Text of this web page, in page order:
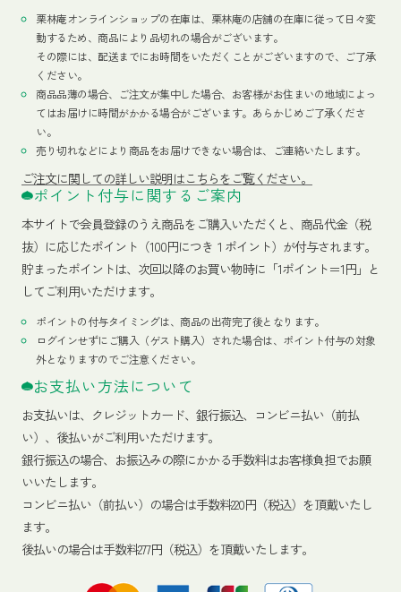
栗林庵オンラインショップの在庫は、栗林庵の店舗の在庫に従って日々変
動するため、商品により品切れの場合がございます。
その際には、配送までにお時間をいただくことがございますので、ご了承
ください。
商品品薄の場合、ご注文が集中した場合、お客様がお住まいの地域によっ
てはお届けに時間がかかる場合がございます。あらかじめご了承くださ
い。
売り切れなどにより商品をお届けできない場合は、ご連絡いたします。
ご注文に関しての詳しい説明はこちらをご覧ください。
ポイント付与に関するご案内
本サイトで会員登録のうえ商品をご購入いただくと、商品代金（税
抜）に応じたポイント（100円につき１ポイント）が付与されます。
貯まったポイントは、次回以降のお買い物時に「1ポイント＝1円」と
してご利用いただけます。
ポイントの付与タイミングは、商品の出荷完了後となります。
ログインせずにご購入（ゲスト購入）された場合は、ポイント付与の対象
外となりますのでご注意ください。
お支払い方法について
お支払いは、クレジットカード、銀行振込、コンビニ払い（前払
い）、後払いがご利用いただけます。
銀行振込の場合、お振込みの際にかかる手数料はお客様負担でお願
いいたします。
コンビニ払い（前払い）の場合は手数料220円（税込）を頂戴いたし
ます。
後払いの場合は手数料277円（税込）を頂戴いたします。